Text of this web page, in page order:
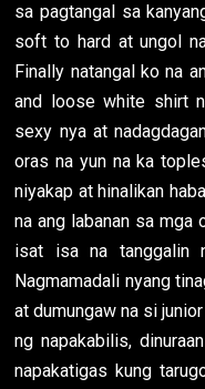
sa pagtangal sa
soft to hard at ungol
Finally natangal ko na
and loose white shirt
sexy nya at
oras na yun na ka
niyakap at hinalikan
na ang labanan sa mga
isat isa na tanggalin
Nagmamadali nyang
at dumungaw na si
ng napakabilis,
napakatigas kung